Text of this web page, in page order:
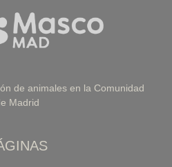
de animales en la Comunidad
Madrid